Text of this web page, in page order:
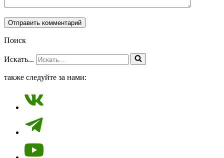
Поиск
Искать...
также следуйте за нами: